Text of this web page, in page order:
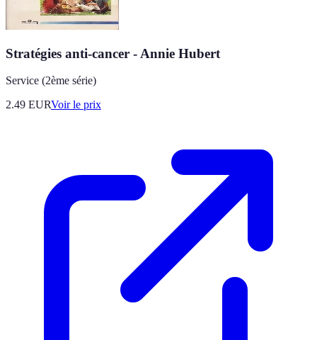
Stratégies anti-cancer - Annie Hubert
Service (2ème série)
2.49 EURVoir le prix